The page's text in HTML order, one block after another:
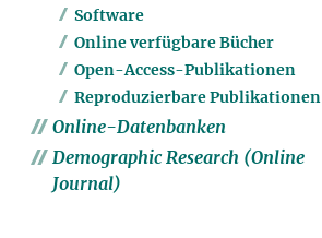
Software
Online verfügbare Bücher
Open-Access-Publikationen
Reproduzierbare Publikationen
Online-Datenbanken
Demographic Research (Online
Journal)